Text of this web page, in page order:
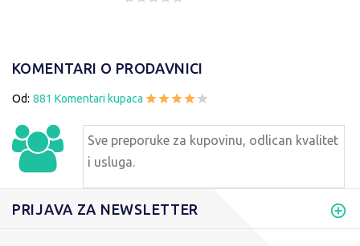
KOMENTARI O PRODAVNICI
Od: 881 Komentari kupaca
Sve preporuke za kupovinu, odlican kvalitet
i usluga.
PRIJAVA ZA NEWSLETTER